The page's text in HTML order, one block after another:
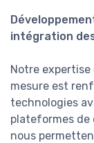
intégration des
Notre
mesure est
technologies
plateformes de
nous